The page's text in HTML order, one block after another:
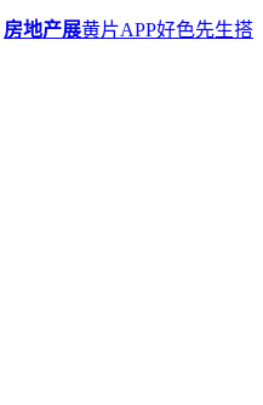
房地产展黄片APP好色先生搭